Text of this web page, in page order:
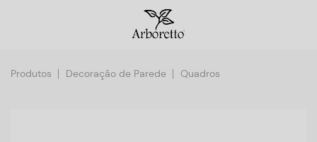
Produtos Decoração de Parede Quadros